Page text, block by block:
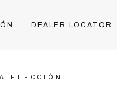
DEALER LOCATOR
ELECCIÓN